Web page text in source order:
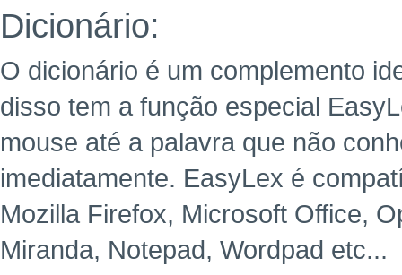
Dicionário:
O dicionário é um complemento
disso tem a função especial
mouse até a palavra que não
imediatamente. EasyLex é
Mozilla Firefox, Microsoft Office,
Miranda, Notepad, Wordpad etc...